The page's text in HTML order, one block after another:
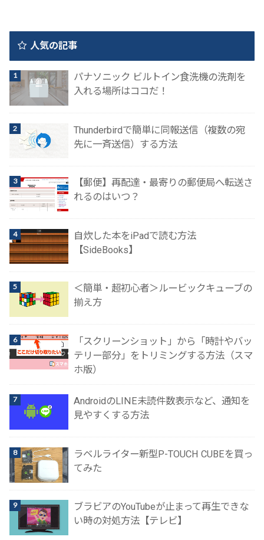
人気の記事
パナソニック ビルトイン食洗機の洗剤を
入れる場所はココだ！
Thunderbirdで簡単に同報送信（複数の宛
先に一斉送信）する方法
【郵便】再配達・最寄りの郵便局へ転送さ
れるのはいつ？
自炊した本をiPadで読む方法
【SideBooks】
＜簡単・超初心者＞ルービックキューブの
揃え方
「スクリーンショット」から「時計やバッ
テリー部分」をトリミングする方法（スマ
ホ版）
AndroidのLINE未読件数表示など、通知を
見やすくする方法
ラベルライター新型P-TOUCH CUBEを買っ
てみた
ブラビアのYouTubeが止まって再生できな
い時の対処方法【テレビ】